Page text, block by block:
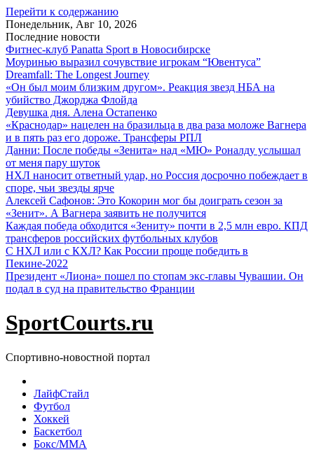
Перейти к содержанию
Понедельник, Авг 10, 2026
Последние новости
Фитнес-клуб Panatta Sport в Новосибирске
Моуринью выразил сочувствие игрокам “Ювентуса”
Dreamfall: The Longest Journey
«Он был моим близким другом». Реакция звезд НБА на
убийство Джорджа Флойда
Девушка дня. Алена Остапенко
«Краснодар» нацелен на бразильца в два раза моложе Вагнера
и в пять раз его дороже. Трансферы РПЛ
Данни: После победы «Зенита» над «МЮ» Роналду услышал
от меня пару шуток
НХЛ наносит ответный удар, но Россия досрочно побеждает в
споре, чьи звезды ярче
Алексей Сафонов: Это Кокорин мог бы доиграть сезон за
«Зенит». А Вагнера заявить не получится
Каждая победа обходится «Зениту» почти в 2,5 млн евро. КПД
трансферов российских футбольных клубов
С НХЛ или с КХЛ? Как России проще победить в
Пекине-2022
Президент «Лиона» пошел по стопам экс-главы Чувашии. Он
подал в суд на правительство Франции
SportCourts.ru
Спортивно-новостной портал
ЛайфСтайл
Футбол
Хоккей
Баскетбол
Бокс/MMA